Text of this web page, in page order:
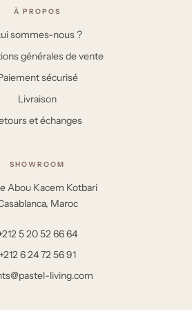
À PROPOS
sommes-nous ?
générales de vente
sécurisé
Livraison
et échanges
SHOWROOM
Abou Kacem Kotbari
Maroc
5 20 52 66 64
+212 6 24 72 56 91
living.com